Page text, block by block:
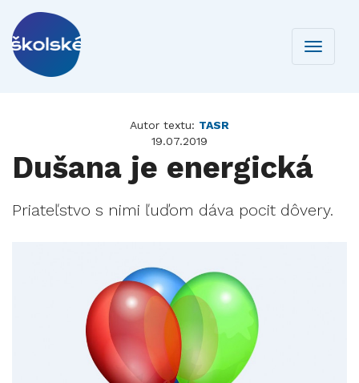
Toggle
Autor textu: TASR
19.07.2019
Dušana je energická
Priateľstvo s nimi ľuďom dáva pocit dôvery.